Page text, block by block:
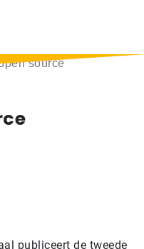
source
publiceert de tweede